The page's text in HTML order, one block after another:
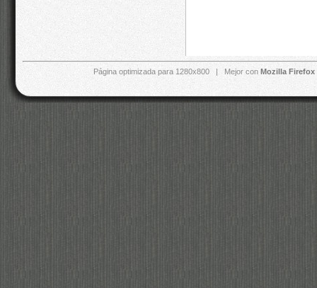
Página optimizada para 1280x800 | Mejor con Mozilla Firefox